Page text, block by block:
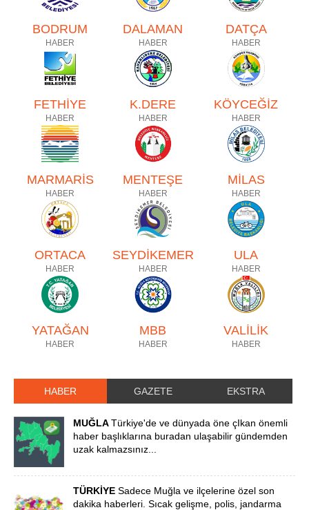
BODRUM
HABER
DALAMAN
HABER
DATÇA
HABER
FETHİYE
HABER
K.DERE
HABER
KÖYCEĞİZ
HABER
MARMARİS
HABER
MENTEŞE
HABER
MİLAS
HABER
ORTACA
HABER
SEYDİKEMER
HABER
ULA
HABER
YATAĞAN
HABER
MBB
HABER
VALİLİK
HABER
HABER GAZETE EKSTRA
MUĞLATürkiye'de ve dünyada öne çIkan önemli
haber başlıklarına buradan ulaşabilir gündemden
uzak kalmazsınız...
TÜRKİYESadece Muğla ve ilçelerine özel son
dakika haberleri. Sıcak gelişme, polis, jandarma